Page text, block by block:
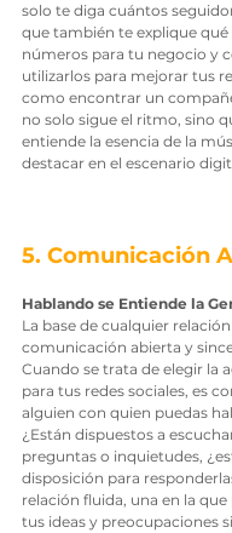
solo te diga cuántos
que también te explique qué
números para tu negocio y
utilizarlos para mejorar tus
como encontrar un
no solo sigue el ritmo, sino
entiende la esencia de la
destacar en el escenario
5. Comunicación
Hablando se Entiende la
La base de cualquier
comunicación abierta y
Cuando se trata de elegir la
para tus redes sociales, es
alguien con quien puedas
¿Están dispuestos a
preguntas o inquietudes,
disposición para
relación fluida, una en la
tus ideas y preocupaciones